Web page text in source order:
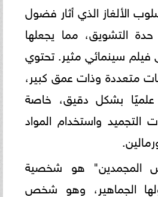
الألغاز الذي أثار فضول
التشويق، مما يجعلها
فيلم سينمائي مثير. تحتوي
متعددة وذات عمق كبير،
بشكل دقيق، خاصة
التجميد واستخدام المواد
المجمدين" هو شخصية
الجماهير، وهو شخص